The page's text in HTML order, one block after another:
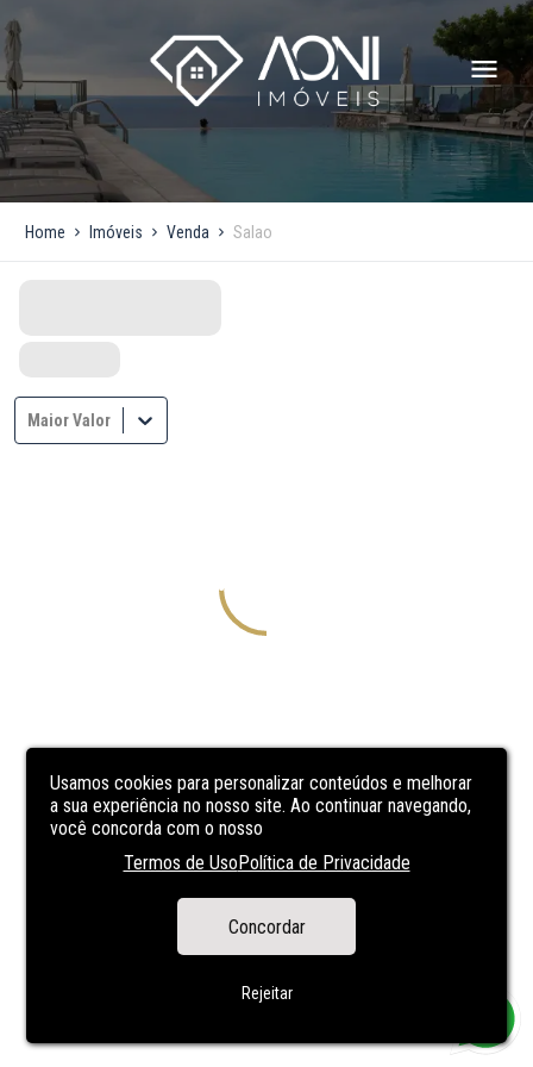
Usamos cookies para personalizar conteúdos e melhorar
a sua experiência no nosso site. Ao continuar navegando,
você concorda com o nosso
Termos de UsoPolítica de Privacidade
Concordar
Rejeitar
Home Imóveis Venda Salao
Maior Valor